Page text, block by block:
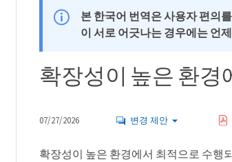
본 한국어 번역은 사용자 편의
이 서로 어긋나는 경우에는 언
확장성이 높은 환경
07/27/2026 변경 제안
확장성이 높은 환경에서 최적으로 수행